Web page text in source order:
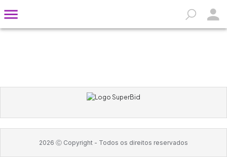
2026 Ⓒ Copyright - Todos os direitos reservados